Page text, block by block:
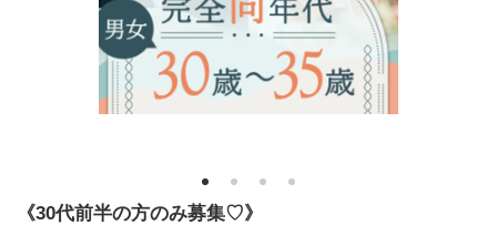
1 2 3 4
《30代前半の方のみ募集♡》